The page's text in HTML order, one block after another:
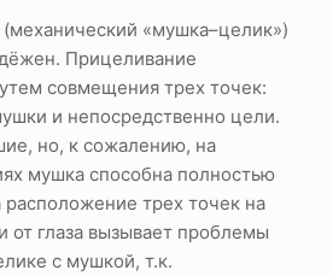
«мушка–целик»)
Прицеливание
совмещения трех точек:
и непосредственно цели.
но, к сожалению, на
мушка способна полностью
трех точек на
от глаза вызывает проблемы
с мушкой, т.к.